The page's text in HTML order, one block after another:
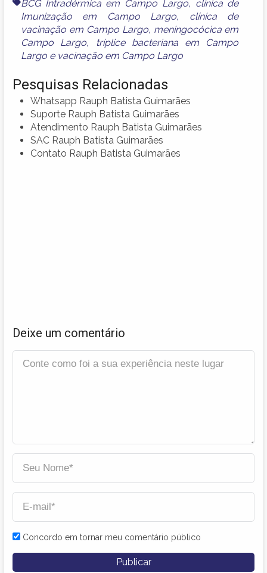
BCG Intradérmica em Campo Largo, clínica de
Imunização em Campo Largo, clínica de
vacinação em Campo Largo, meningocócica em
Campo Largo,
tríplice bacteriana em Campo
Largo e vacinação em Campo Largo
Pesquisas Relacionadas
Whatsapp Rauph Batista Guimarães
Suporte Rauph Batista Guimarães
Atendimento Rauph Batista Guimarães
SAC Rauph Batista Guimarães
Contato Rauph Batista Guimarães
Deixe um comentário
Concordo em tornar meu comentário público